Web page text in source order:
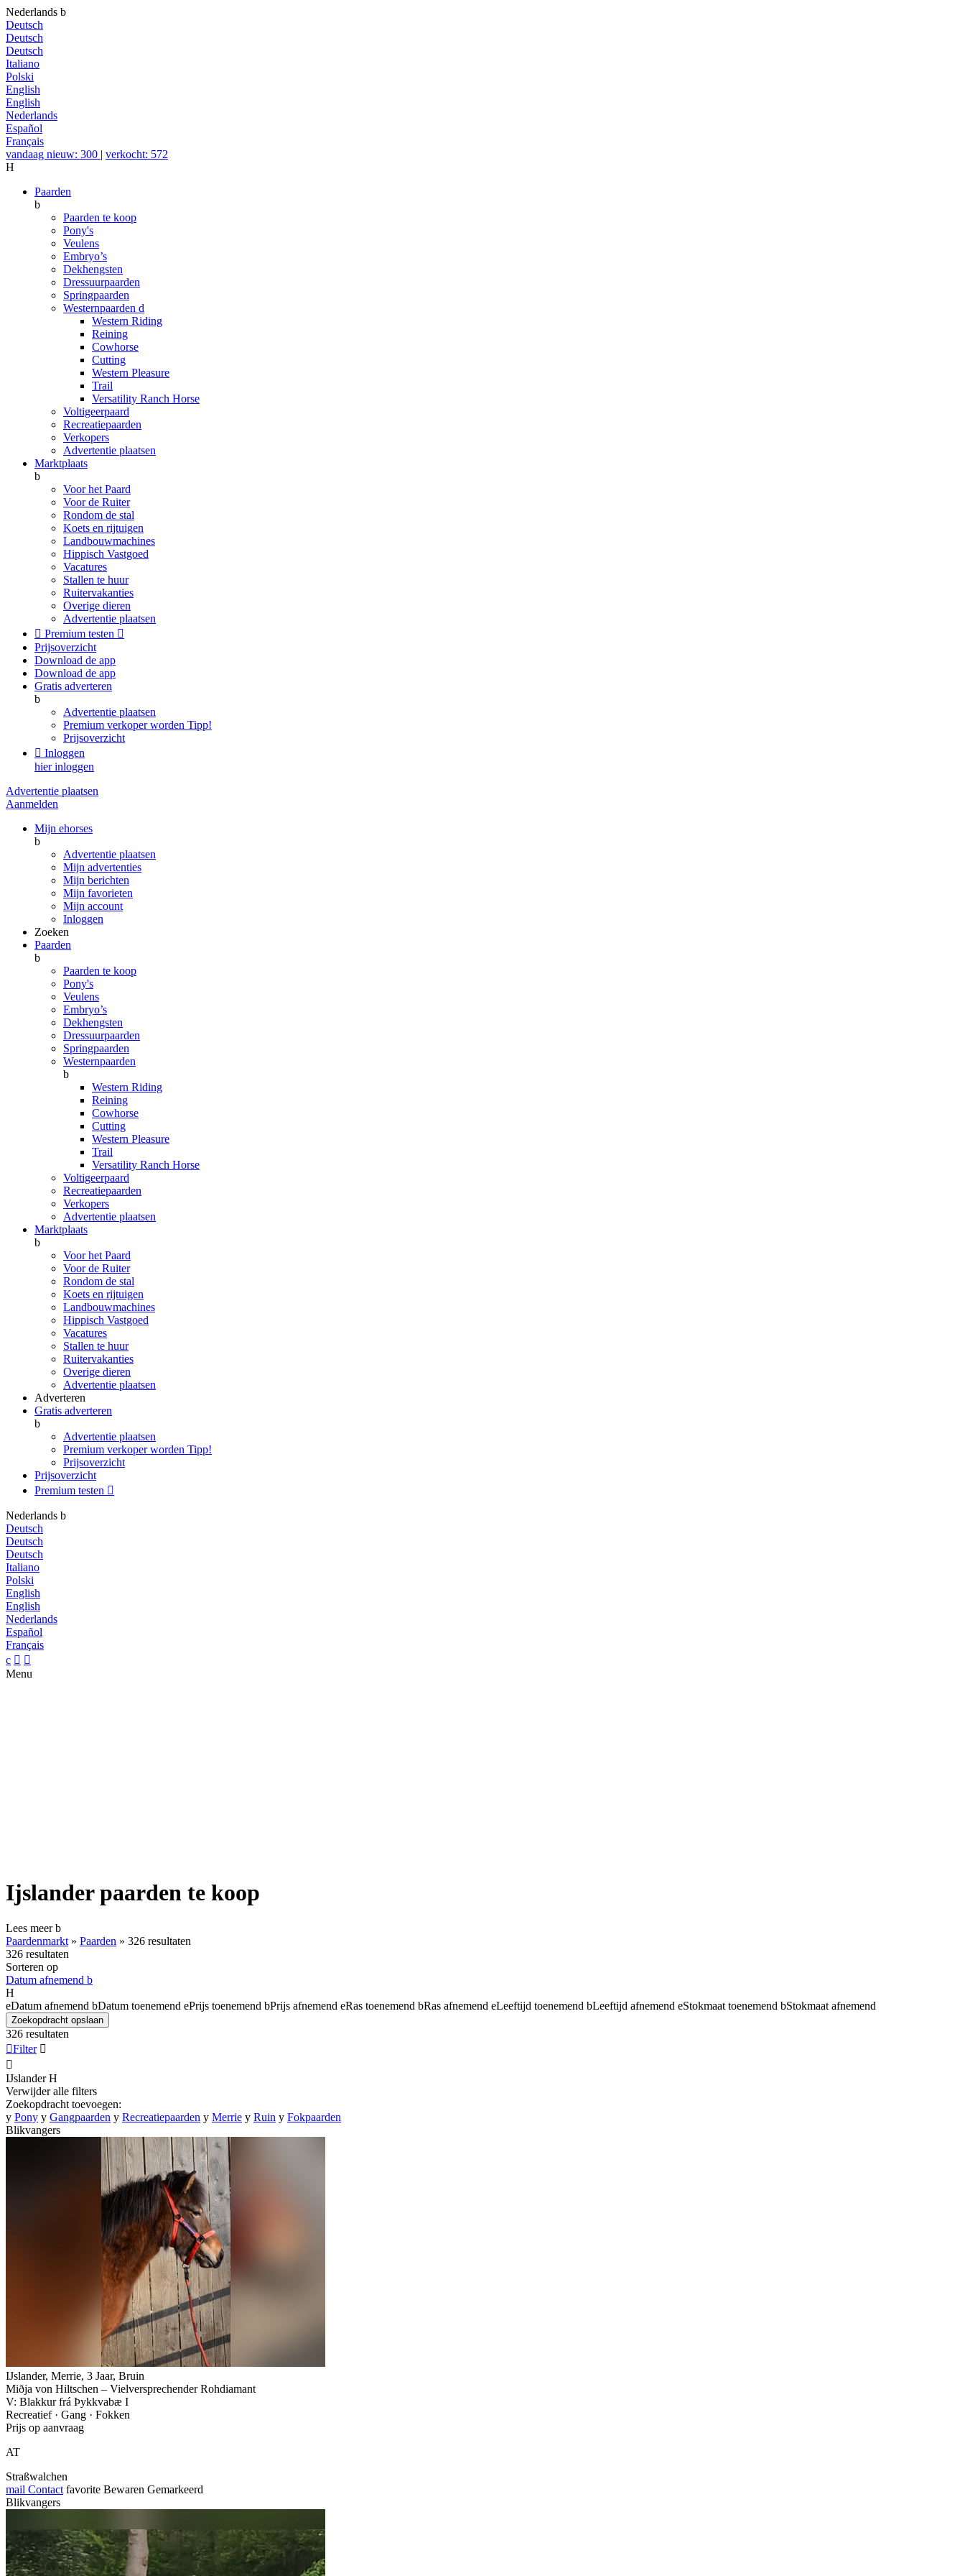
Nederlands b
Deutsch
Deutsch
Deutsch
Italiano
Polski
English
English
Nederlands
Español
Français
vandaag nieuw: 300 | verkocht: 572
H
Paarden
b
Paarden te koop
Pony's
Veulens
Embryo’s
Dekhengsten
Dressuurpaarden
Springpaarden
Westernpaarden d
Western Riding
Reining
Cowhorse
Cutting
Western Pleasure
Trail
Versatility Ranch Horse
Voltigeerpaard
Recreatiepaarden
Verkopers
Advertentie plaatsen
Marktplaats
b
Voor het Paard
Voor de Ruiter
Rondom de stal
Koets en rijtuigen
Landbouwmachines
Hippisch Vastgoed
Vacatures
Stallen te huur
Ruitervakanties
Overige dieren
Advertentie plaatsen
 Premium testen 
Prijsoverzicht
Download de app
Download de app
Gratis adverteren
b
Advertentie plaatsen
Premium verkoper worden Tipp!
Prijsoverzicht
 Inloggen
hier inloggen
Advertentie plaatsen
Aanmelden
Mijn ehorses
b
Advertentie plaatsen
Mijn advertenties
Mijn berichten
Mijn favorieten
Mijn account
Inloggen
Zoeken
Paarden
b
Paarden te koop
Pony's
Veulens
Embryo’s
Dekhengsten
Dressuurpaarden
Springpaarden
Westernpaarden
b
Western Riding
Reining
Cowhorse
Cutting
Western Pleasure
Trail
Versatility Ranch Horse
Voltigeerpaard
Recreatiepaarden
Verkopers
Advertentie plaatsen
Marktplaats
b
Voor het Paard
Voor de Ruiter
Rondom de stal
Koets en rijtuigen
Landbouwmachines
Hippisch Vastgoed
Vacatures
Stallen te huur
Ruitervakanties
Overige dieren
Advertentie plaatsen
Adverteren
Gratis adverteren
b
Advertentie plaatsen
Premium verkoper worden Tipp!
Prijsoverzicht
Prijsoverzicht
Premium testen 
Nederlands b
Deutsch
Deutsch
Deutsch
Italiano
Polski
English
English
Nederlands
Español
Français
c  
Menu
Ijslander paarden te koop
Lees meerb
Paardenmarkt » Paarden » 326 resultaten
326 resultaten
Sorteren op
Datum afnemend b
H
eDatum afnemend bDatum toenemend ePrijs toenemend bPrijs afnemend eRas toenemend bRas afnemend eLeeftijd toenemend bLeeftijd afnemend eStokmaat toenemend bStokmaat afnemend
Zoekopdracht opslaan
326 resultaten
Filter 

IJslander H
Verwijder alle filters
Zoekopdracht toevoegen:
y Pony y Gangpaarden y Recreatiepaarden y Merrie y Ruin y Fokpaarden
Blikvangers
IJslander, Merrie, 3 Jaar, Bruin
Miðja von Hiltschen – Vielversprechender Rohdiamant
V: Blakkur frá Þykkvabæ I
Recreatief · Gang · Fokken
Prijs op aanvraag
AT
Straßwalchen
mail Contact favorite Bewaren Gemarkeerd
Blikvangers